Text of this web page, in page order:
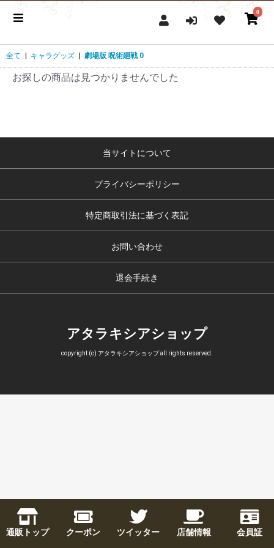
0
全て キャラグッズ 劇場版 呪術廻戦 0
お探しの商品は見つかりませんでした
通販トップ クーポン ツイッター 店舗情報 会員証
当サイトについて
プライバシーポリシー
特定商取引法に基づく表記
お問い合わせ
退会手続き
アタラキシアショップ
copyright (c) アタラキシアショップ all rights reserved.